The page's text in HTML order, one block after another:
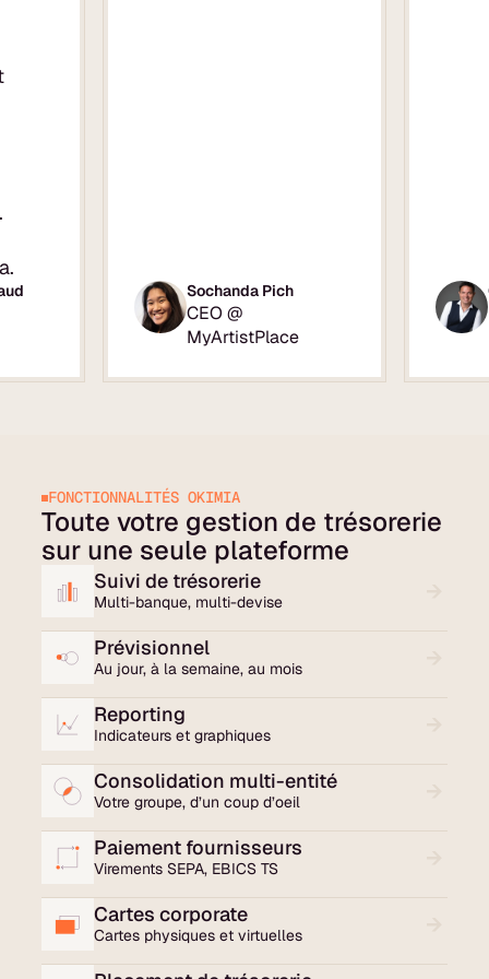
Sochanda Pich
CEO @
MyArtistPlace
FONCTIONNALITÉS OKIMIA
Toute votre gestion de trésorerie
sur une seule plateforme
Suivi de trésorerie
Multi-banque, multi-devise
Prévisionnel
Au jour, à la semaine, au mois
Reporting
Indicateurs et graphiques
Consolidation multi-entité
Votre groupe, d’un coup d’oeil
Paiement fournisseurs
Virements SEPA, EBICS TS
Cartes corporate
Cartes physiques et virtuelles